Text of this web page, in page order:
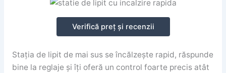
Verifică preț și recenzii
Stația de lipit de mai sus se încălzește rapid, răspunde
bine la reglaje și îți oferă un control foarte precis atât